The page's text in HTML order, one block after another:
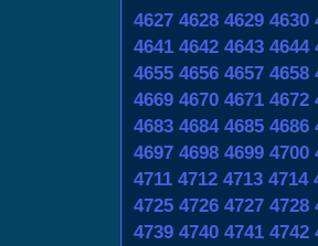
4627 4628 4629 4630
4641 4642 4643 4644
4655 4656 4657 4658
4669 4670 4671 4672
4683 4684 4685 4686
4697 4698 4699 4700
4711 4712 4713 4714
4725 4726 4727 4728
4739 4740 4741 4742